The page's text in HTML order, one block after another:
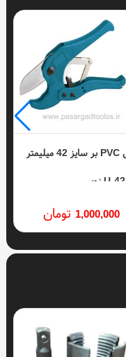
قیچی PVC بر سایز 42 میلیمتر
1,000,000 تومان